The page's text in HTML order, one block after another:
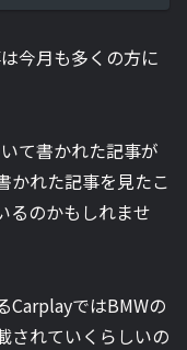
今月も多くの方に
て書かれた記事が
かれた記事を見たこ
るのかもしれませ
CarplayではBMWの
されていくらしいの